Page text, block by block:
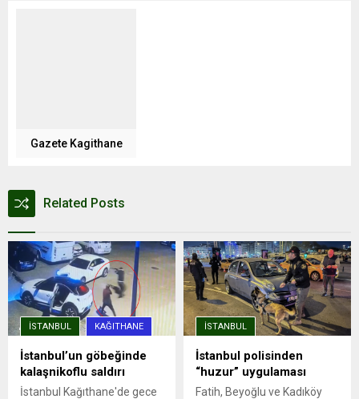
Gazete Kagithane
Related Posts
İSTANBUL KAĞITHANE
İstanbul’un göbeğinde
kalaşnikoflu saldırı
İstanbul Kağıthane'de gece
İSTANBUL
İstanbul polisinden
“huzur” uygulaması
Fatih, Beyoğlu ve Kadıköy